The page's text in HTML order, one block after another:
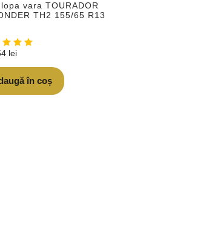
vara TOURADOR
TH2 155/65 R13
lei
în coș